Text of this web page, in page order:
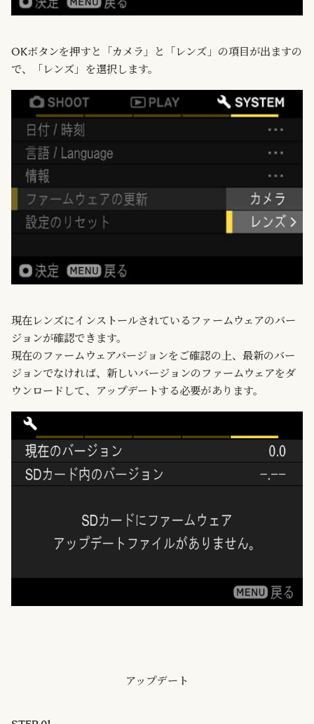
OKボタンを押すと「カメラ」と「レンズ」の項目が出ますの
で、「レンズ」を選択します。
現在レンズにインストールされているファームウェアのバー
ジョンが確認できます。
現在のファームウェアバージョンをご確認の上、最新のバー
ジョンでなければ、新しいバージョンのファームウェアをダ
ウンロードして、アップデートする必要があります。
アップデート